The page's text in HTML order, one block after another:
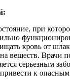
при
кровь от
веществ. Врачи
серьезным
к